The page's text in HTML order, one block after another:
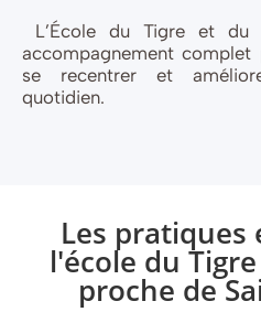
L’École du Tigre et du
accompagnement
se recentrer et
quotidien.
Les pratiques
l'école du
proche de